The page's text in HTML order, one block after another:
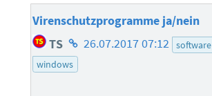
Virenschutzprogramme ja/nein
TS Homepage
des
26.07.2017 07:12 software
windows